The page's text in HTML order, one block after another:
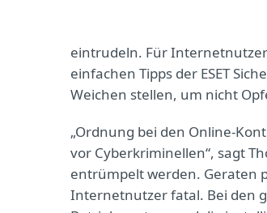
eintrudeln. Für
einfachen Tipps der ESET
Weichen stellen, um nicht
„Ordnung bei den Online-
vor Cyberkriminellen“, sagt
entrümpelt werden. Geraten
Internetnutzer fatal. Bei den